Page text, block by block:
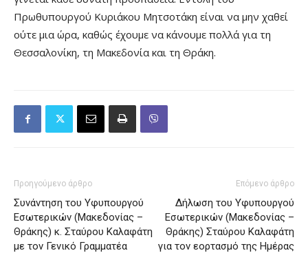
Πρωθυπουργού Κυριάκου Μητσοτάκη είναι να μην χαθεί
ούτε μια ώρα, καθώς έχουμε να κάνουμε πολλά για τη
Θεσσαλονίκη, τη Μακεδονία και τη Θράκη.
Προηγούμενο άρθρο
Συνάντηση του Υφυπουργού
Εσωτερικών (Μακεδονίας –
Θράκης) κ. Σταύρου Καλαφάτη
με τον Γενικό Γραμματέα
Επόμενο άρθρο
Δήλωση του Υφυπουργού
Εσωτερικών (Μακεδονίας –
Θράκης) Σταύρου Καλαφάτη
για τον εορτασμό της Ημέρας